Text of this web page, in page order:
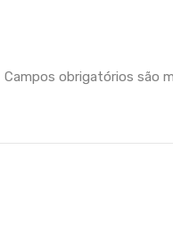
Campos obrigatórios são